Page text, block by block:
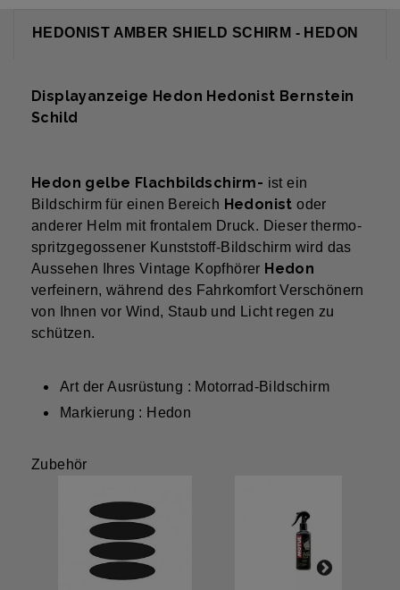
HEDONIST AMBER SHIELD SCHIRM - HEDON
Displayanzeige Hedon Hedonist Bernstein
Schild
Hedon gelbe Flachbildschirm- ist ein
Bildschirm für einen Bereich Hedonistoder
anderer Helm mit frontalem Druck. Dieser thermo-
spritzgegossener Kunststoff-Bildschirm wird das
Aussehen Ihres Vintage Kopfhörer Hedon
verfeinern, während des Fahrkomfort Verschönern
von Ihnen vor Wind, Staub und Licht regen zu
schützen.
Art der Ausrüstung : Motorrad-Bildschirm
Markierung : Hedon
Zubehör